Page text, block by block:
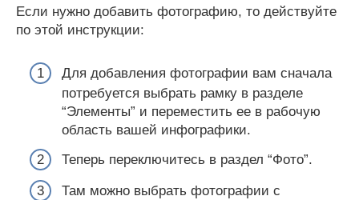
Если нужно добавить фотографию, то действуйте
по этой инструкции:
Для добавления фотографии вам сначала
потребуется выбрать рамку в разделе
“Элементы” и переместить ее в рабочую
область вашей инфографики.
Теперь переключитесь в раздел “Фото”.
Там можно выбрать фотографии с